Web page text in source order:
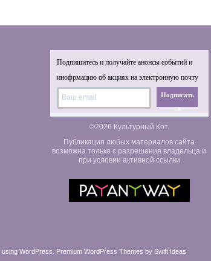
Подпишитесь и получайте анонсы событий и
инофрмацию об акциях на электронную почту
Подписать
ся
©2026 Культурный Кот.
Публикация любых материалов сайта
возможна только с разрешения владельца и
при условии активной ссылки
using WordPress Premium WordPress Themes by Swift Ideas